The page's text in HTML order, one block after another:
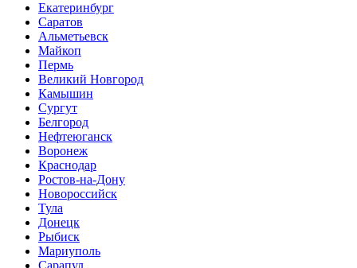
Екатеринбург
Саратов
Альметьевск
Майкоп
Пермь
Великий Новгород
Камышин
Сургут
Белгород
Нефтеюганск
Воронеж
Краснодар
Ростов-на-Дону
Новороссийск
Тула
Донецк
Рыбиск
Мариуполь
Сарапул